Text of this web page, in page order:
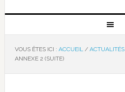
VOUS ÊTES ICI : ACCUEIL / ACTUALITÉS
ANNEXE 2 (SUITE)